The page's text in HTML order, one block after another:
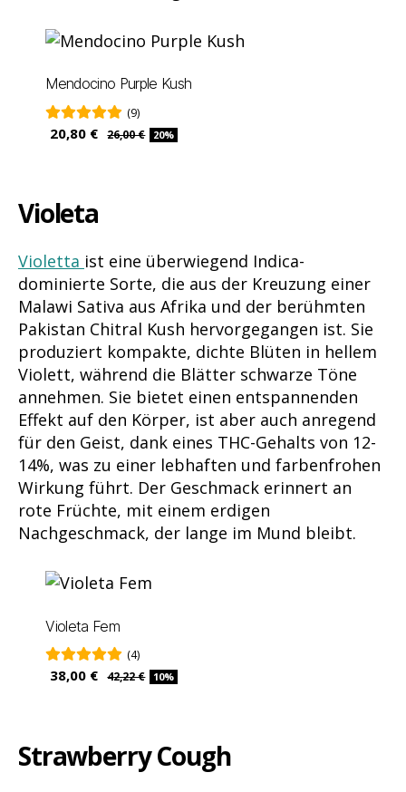
Mendocino Purple Kush
(9)
20,80 € 26,00 € 20%
Violeta
Violetta ist eine überwiegend Indica-
dominierte Sorte, die aus der Kreuzung einer
Malawi Sativa aus Afrika und der berühmten
Pakistan Chitral Kush hervorgegangen ist. Sie
produziert kompakte, dichte Blüten in hellem
Violett, während die Blätter schwarze Töne
annehmen. Sie bietet einen entspannenden
Effekt auf den Körper, ist aber auch anregend
für den Geist, dank eines THC-Gehalts von 12-
14%, was zu einer lebhaften und farbenfrohen
Wirkung führt. Der Geschmack erinnert an
rote Früchte, mit einem erdigen
Nachgeschmack, der lange im Mund bleibt.
Violeta Fem
(4)
38,00 € 42,22 € 10%
Strawberry Cough